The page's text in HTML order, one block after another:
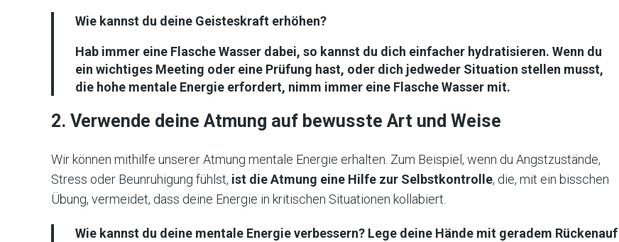
Wie kannst du deine Geisteskraft erhöhen?
Hab immer eine Flasche Wasser dabei, so kannst du dich einfacher hydratisieren. Wenn du
ein wichtiges Meeting oder eine Prüfung hast, oder dich jedweder Situation stellen musst,
die hohe mentale Energie erfordert, nimm immer eine Flasche Wasser mit.
2. Verwende deine Atmung auf bewusste Art und Weise
Wir können mithilfe unserer Atmung mentale Energie erhalten. Zum Beispiel, wenn du Angstzustände,
Stress oder Beunruhigung fühlst, ist die Atmung eine Hilfe zur Selbstkontrolle, die, mit ein bisschen
Übung, vermeidet, dass deine Energie in kritischen Situationen kollabiert.
Wie kannst du deine mentale Energie verbessern? Lege deine Hände mit geradem Rückenauf